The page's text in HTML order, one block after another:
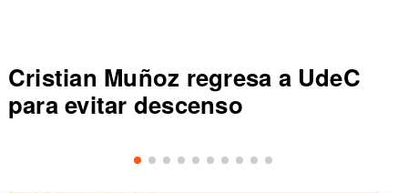
Cristian Muñoz regresa a UdeC
para evitar descenso